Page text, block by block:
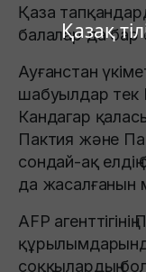
Қазақ
Қаза
балалар да бар
Ауғанстан
шабуылдар тек
Кандагар
Пактия және
сондай-ақ
да жасалғанын
AFP
соққылардың